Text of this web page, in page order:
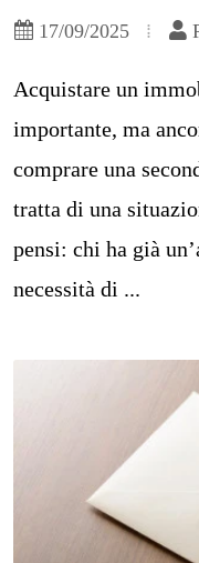
17/09/2025
Acquistare un
importante, ma
comprare una
tratta di una
pensi: chi ha già
necessità di ...